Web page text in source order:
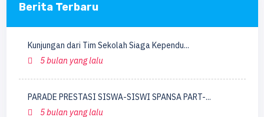
Berita Terbaru
Kunjungan dari Tim Sekolah Siaga Kependu...
5 bulan yang lalu
PARADE PRESTASI SISWA-SISWI SPANSA PART-...
5 bulan yang lalu